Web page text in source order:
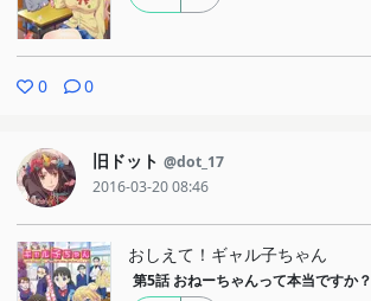
0 0
旧ドット @dot_17
2016-03-20 08:46
おしえて！ギャル子ちゃん
第5話 おねーちゃんって本当ですか？